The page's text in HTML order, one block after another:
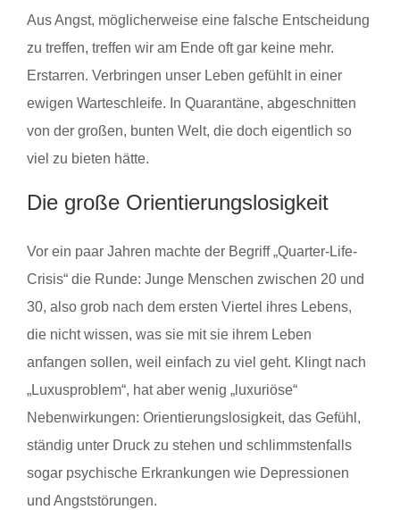
Aus Angst, möglicherweise eine falsche Entscheidung
zu treffen, treffen wir am Ende oft gar keine mehr.
Erstarren. Verbringen unser Leben gefühlt in einer
ewigen Warteschleife. In Quarantäne, abgeschnitten
von der großen, bunten Welt, die doch eigentlich so
viel zu bieten hätte.
Die große Orientierungslosigkeit
Vor ein paar Jahren machte der Begriff „Quarter-Life-
Crisis“ die Runde: Junge Menschen zwischen 20 und
30, also grob nach dem ersten Viertel ihres Lebens,
die nicht wissen, was sie mit sie ihrem Leben
anfangen sollen, weil einfach zu viel geht. Klingt nach
„Luxusproblem“, hat aber wenig „luxuriöse“
Nebenwirkungen: Orientierungslosigkeit, das Gefühl,
ständig unter Druck zu stehen und schlimmstenfalls
sogar psychische Erkrankungen wie Depressionen
und Angststörungen.